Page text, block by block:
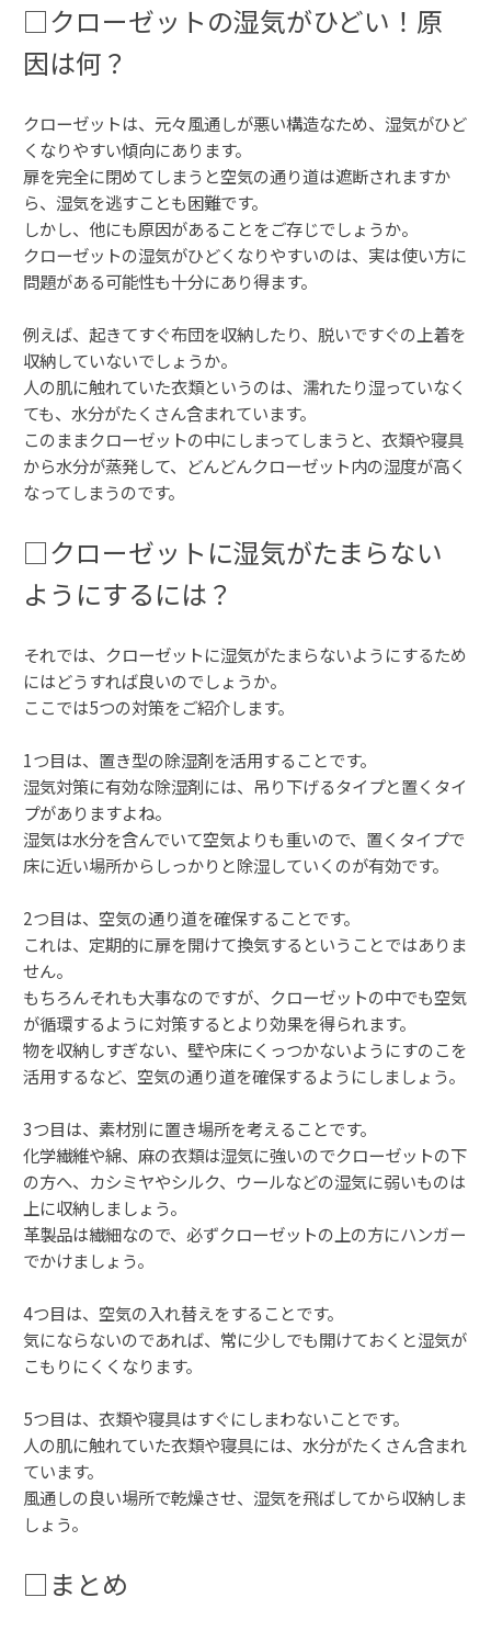
□クローゼットの湿気がひどい！原
因は何？
クローゼットは、元々風通しが悪い構造なため、湿気がひど
くなりやすい傾向にあります。
扉を完全に閉めてしまうと空気の通り道は遮断されますか
ら、湿気を逃すことも困難です。
しかし、他にも原因があることをご存じでしょうか。
クローゼットの湿気がひどくなりやすいのは、実は使い方に
問題がある可能性も十分にあり得ます。
例えば、起きてすぐ布団を収納したり、脱いですぐの上着を
収納していないでしょうか。
人の肌に触れていた衣類というのは、濡れたり湿っていなく
ても、水分がたくさん含まれています。
このままクローゼットの中にしまってしまうと、衣類や寝具
から水分が蒸発して、どんどんクローゼット内の湿度が高く
なってしまうのです。
□クローゼットに湿気がたまらない
ようにするには？
それでは、クローゼットに湿気がたまらないようにするため
にはどうすれば良いのでしょうか。
ここでは5つの対策をご紹介します。
1つ目は、置き型の除湿剤を活用することです。
湿気対策に有効な除湿剤には、吊り下げるタイプと置くタイ
プがありますよね。
湿気は水分を含んでいて空気よりも重いので、置くタイプで
床に近い場所からしっかりと除湿していくのが有効です。
2つ目は、空気の通り道を確保することです。
これは、定期的に扉を開けて換気するということではありま
せん。
もちろんそれも大事なのですが、クローゼットの中でも空気
が循環するように対策するとより効果を得られます。
物を収納しすぎない、壁や床にくっつかないようにすのこを
活用するなど、空気の通り道を確保するようにしましょう。
3つ目は、素材別に置き場所を考えることです。
化学繊維や綿、麻の衣類は湿気に強いのでクローゼットの下
の方へ、カシミヤやシルク、ウールなどの湿気に弱いものは
上に収納しましょう。
革製品は繊細なので、必ずクローゼットの上の方にハンガー
でかけましょう。
4つ目は、空気の入れ替えをすることです。
気にならないのであれば、常に少しでも開けておくと湿気が
こもりにくくなります。
5つ目は、衣類や寝具はすぐにしまわないことです。
人の肌に触れていた衣類や寝具には、水分がたくさん含まれ
ています。
風通しの良い場所で乾燥させ、湿気を飛ばしてから収納しま
しょう。
□まとめ